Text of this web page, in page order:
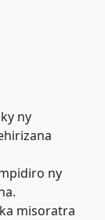
ny
ny
misoratra